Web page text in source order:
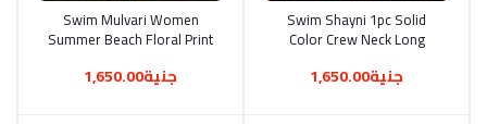
أضف إلى السلة
Swim Shayni 1pc Solid
Color Crew Neck Long
Drawstring Waist Skirt
جنية1,650.00
أضف إلى السلة
Swim Mulvari Women
Summer Beach Floral Print
Color Pants Vacation
جنية1,650.00